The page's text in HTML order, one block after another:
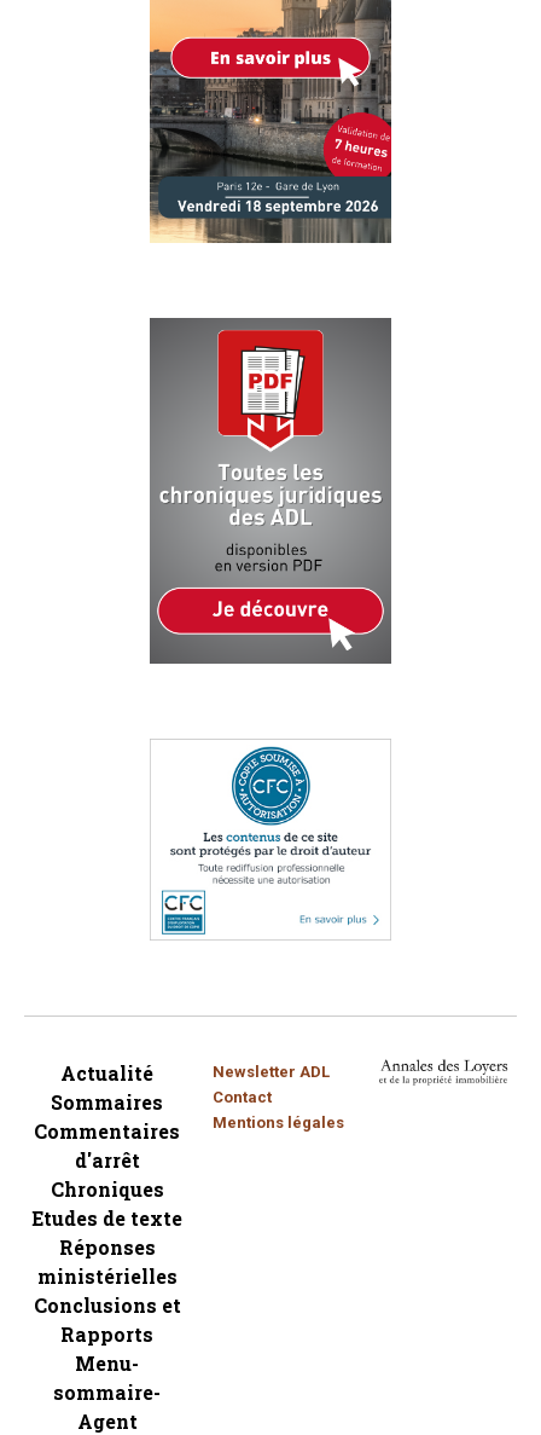
Actualité
Sommaires
Commentaires
d'arrêt
Chroniques
Etudes de texte
Réponses
ministérielles
Conclusions et
Rapports
Menu-
sommaire-
Agent
Newsletter ADL
Contact
Mentions légales